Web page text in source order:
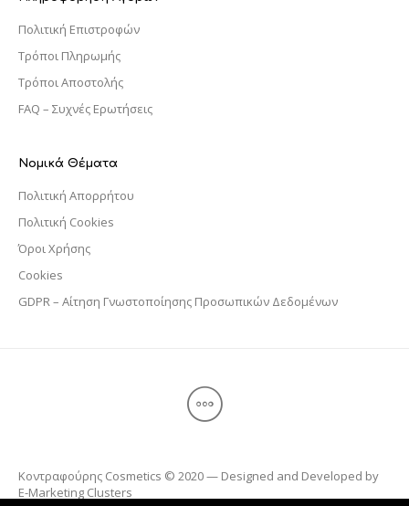
Πολιτική Επιστροφών
Τρόποι Πληρωμής
Τρόποι Αποστολής
FAQ – Συχνές Ερωτήσεις
Νομικά Θέματα
Πολιτική Απορρήτου
Πολιτική Cookies
Όροι Χρήσης
Cookies
GDPR – Αίτηση Γνωστοποίησης Προσωπικών Δεδομένων
Κοντραφούρης Cosmetics © 2020 — Designed and Developed by
E-Marketing Clusters